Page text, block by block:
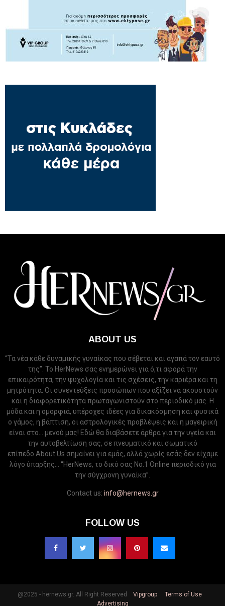
ABOUT US
“Τα νέα κάθε δυναμικής γυναίκας που σέβεται και αγαπά τον εαυτό
της”. Το HerNews σας ενημερώνει για ό,τι αφορά την
επικαιρότητα, την ψυχολογία και τις σχέσεις, την καριέρα και τη
μητρότητα. Οι συνεντεύξεις προσώπων που αξίζει να ακουστούν
και η διαφορετικότητα πρωταγωνιστούν στο περιοδικό μας. Η
μόδα και η ομορφιά, υπέροχες ιδέες για δικακόσμηση και φυσικά
ο γάμος, η βάπτιση, οι αστρολογικές προβλέψεις και η μαγειρική
είναι στο... μενού μας! Εδώ θα διαβάσετε άρθρα για την υγεία και
την αυτοβελτίωση σας, σε πνευματικό και σωματικό
επίπεδο.About Us σημαίνει για εμάς, αλλά χωρίς εσάς δεν είχαμε
λόγο ύπαρξης... “HerNews, το δικό σας Νo.1 Online περιοδικό για
την σύγχρονη γυναίκα”.
Contact us: info@hernews.gr
FOLLOW US
@2025 - hernews.gr. All Right Reserved Vipgroup
Terms of Use
Advertising